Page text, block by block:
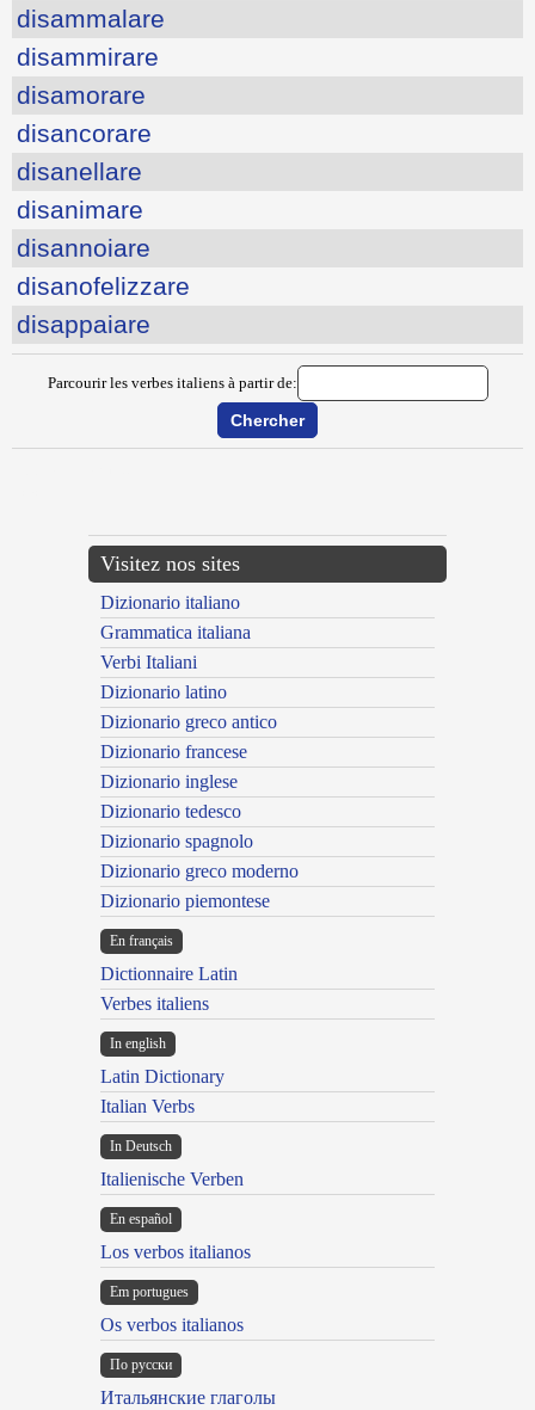
disammalare
disammirare
disamorare
disancorare
disanellare
disanimare
disannoiare
disanofelizzare
disappaiare
Parcourir les verbes italiens à partir de:
Visitez nos sites
Dizionario italiano
Grammatica italiana
Verbi Italiani
Dizionario latino
Dizionario greco antico
Dizionario francese
Dizionario inglese
Dizionario tedesco
Dizionario spagnolo
Dizionario greco moderno
Dizionario piemontese
En français
Dictionnaire Latin
Verbes italiens
In english
Latin Dictionary
Italian Verbs
In Deutsch
Italienische Verben
En español
Los verbos italianos
Em portugues
Os verbos italianos
По русски
Итальянские глаголы